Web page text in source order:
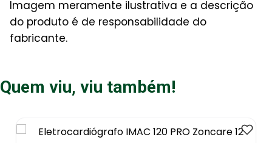
Imagem meramente ilustrativa e a descrição
do produto é de responsabilidade do
fabricante.
Quem viu, viu também!